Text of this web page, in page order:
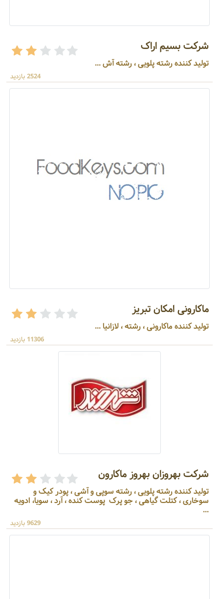
شرکت بسیم اراک
تولید کننده رشته پلویی ، رشته آش ...
2524 بازدید
ماکارونی امکان تبریز
تولید کننده ماکارونی ، رشته ، لازانیا ...
11306 بازدید
شرکت بهروزان بهروز ماکارون
تولید کننده رشته پلویی ، رشته سوپی و آشی ، پودر کیک و
سوخاری ، کتلت گیاهی ، جو پرک پوست کنده ، آرد ، سویا، ادویه
...
9629 بازدید